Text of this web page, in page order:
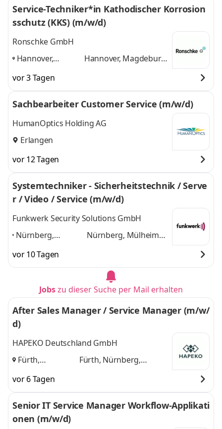
Karlsruhe,
Landsberg am
am Lechund 3 weitere
Service-Techniker*in Kathodischer Korrosion
sschutz (KKS) (m/w/d)
Ronschke GmbH
Hannover,
Nürnberg,
Koblenz,
Hannover, Magdeburg,
vor 3 Tagen
Sachbearbeiter Customer Service (m/w/d)
HumanOptics Holding AG
Erlangen
vor 12 Tagen
Systemtechniker - Sicherheitstechnik / Serve
r / Video / Service (m/w/d)
Funkwerk Security Solutions GmbH
Nürnberg,
Ruhr, Karlstein am
Main,
München,
Nürnberg, Mülheim
Ludwigsburg,
München
weitere
vor 10 Tagen
Jobszu dieser Suche per Mail erhalten
After Sales Manager / Service Manager (m/w/
d)
HAPEKO Deutschland GmbH
Fürth,
Erlangen,
Fürth, Nürnberg,
vor 6 Tagen
Senior IT Service Manager Workflow-Applikati
onen (m/w/d)